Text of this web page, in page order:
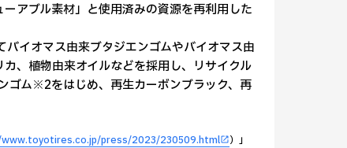
アブル素材」と使用済みの資源を再利用した
イオマス由来ブタジエンゴムやバイオマス由
、植物由来オイルなどを採用し、リサイクル
ゴム※2をはじめ、再生カーボンブラック、再
press/2023/230509.html ）」